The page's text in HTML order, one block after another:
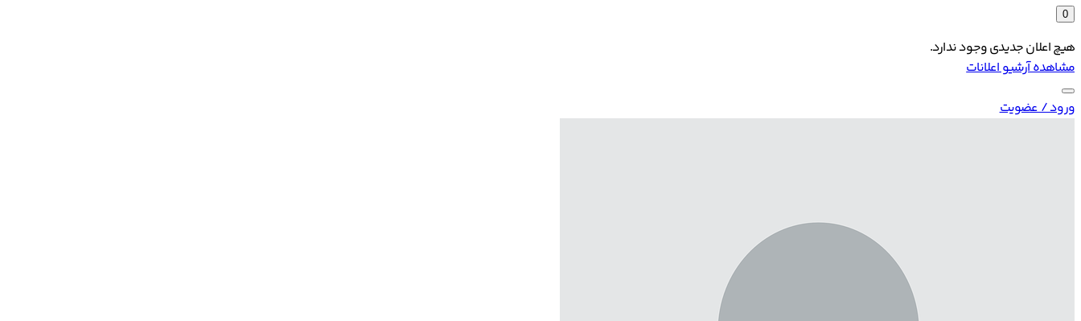
0
هیچ اعلان جدیدی وجود ندارد.
مشاهده آرشیو اعلانات
ورود / عضویت